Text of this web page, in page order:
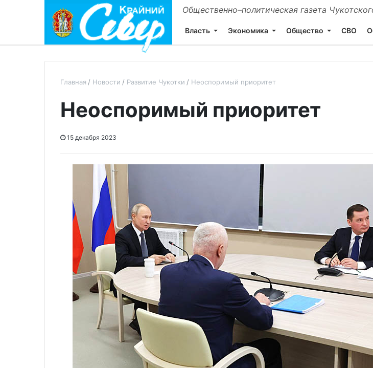
Общественно–политическая газета
Власть Экономика Общество СВО
Главная Новости Развитие Чукотки Неоспоримый приоритет
Неоспоримый приоритет
15 декабря 2023